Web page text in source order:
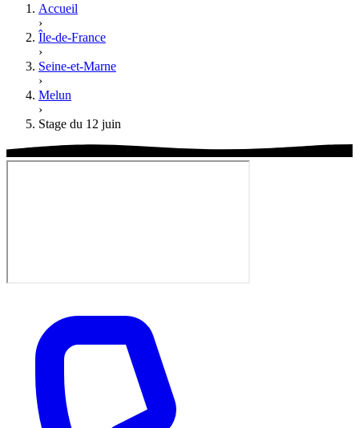
Accueil
›
Île-de-France
›
Seine-et-Marne
›
Melun
›
Stage du 12 juin